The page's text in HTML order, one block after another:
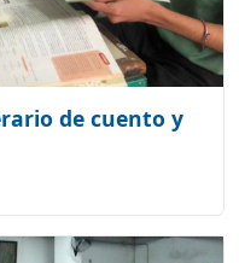
de cuento y